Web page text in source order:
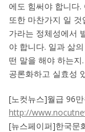
에도 힘써야 합니다
또한 마찬가지 일
가라는 정체성에서
야 합니다. 일과 삶
떤 말을 해야 하는
공론화하고 실효성
[노컷뉴스]월급 96
http://
[뉴스페이퍼]한국문